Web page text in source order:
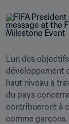
L’un des
développement
haut niveau à
du pays
contribueront à
comme